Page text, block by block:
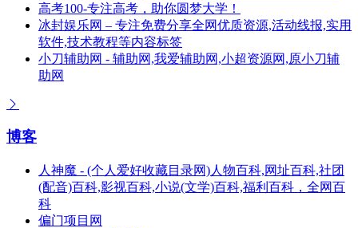
高考100-专注高考，助你圆梦大学！
冰封娱乐网 – 专注免费分享全网优质资源,活动线报,实用
软件,技术教程等内容标签
小刀辅助网 - 辅助网,我爱辅助网,小超资源网,原小刀辅
助网
博客
人神魔 - (个人爱好收藏目录网)人物百科,网址百科,社团
(配音)百科,影视百科,小说(文学)百科,福利百科，全网百
科
偏门项目网